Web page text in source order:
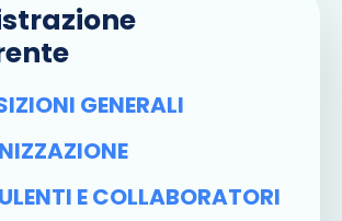
GENERALI
E COLLABORATORI